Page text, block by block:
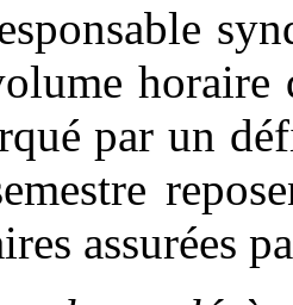
horaire
par un
assurées